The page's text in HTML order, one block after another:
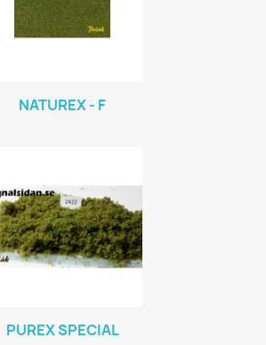
NATUREX - F
PUREX SPECIAL